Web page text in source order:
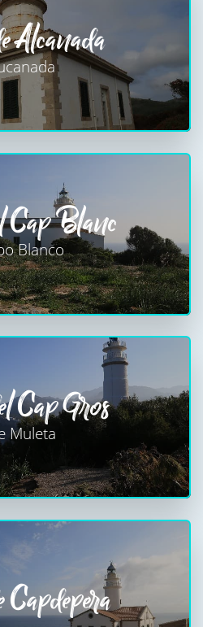
Alcanada
Cap Blanc
Blanco
Cap Gros
Muleta